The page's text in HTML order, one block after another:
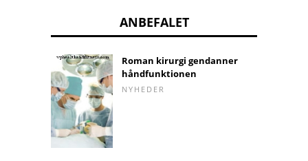
ANBEFALET
Roman kirurgi gendanner
håndfunktionen
NYHEDER